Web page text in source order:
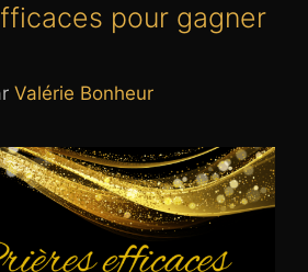
pour gagner
Valérie Bonheur